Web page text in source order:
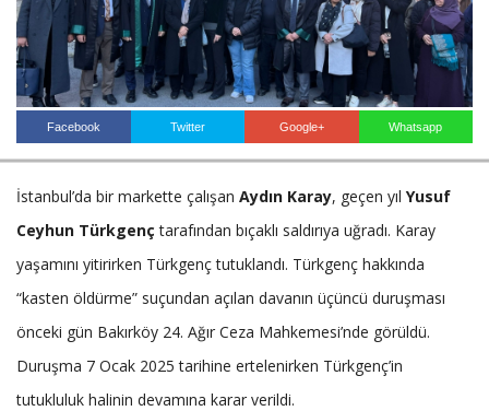
Facebook Twitter Google+ Whatsapp
İstanbul’da bir markette çalışan Aydın Karay, geçen yıl Yusuf
Ceyhun Türkgenç tarafından bıçaklı saldırıya uğradı. Karay
yaşamını yitirirken Türkgenç tutuklandı. Türkgenç hakkında
“kasten öldürme” suçundan açılan davanın üçüncü duruşması
önceki gün Bakırköy 24. Ağır Ceza Mahkemesi’nde görüldü.
Duruşma 7 Ocak 2025 tarihine ertelenirken Türkgenç’in
tutukluluk halinin devamına karar verildi.
İLETİŞİM
Haberin Doğru Adresi.